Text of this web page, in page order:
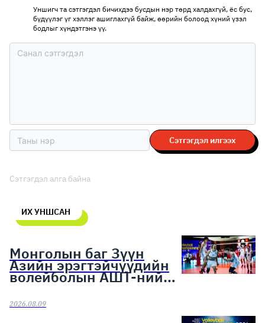
Уншигч та сэтгэгдэл бичихдээ бусдын нэр төрд халдахгүй, ёс бус,
бүдүүлэг үг хэллэг ашиглахгүй байж, өөрийн болоод хүний үзэл
бодлыг хүндэтгэнэ үү.
Сэтгэгдэл илгээх
Сэтгэгдэл алга байна
ИХ УНШСАН
Монголын баг Зүүн
Азийн эрэгтэйчүүдийн
волейболын АШТ-ний
хүрэл медалийн эзэд
боллоо
2026.08.09